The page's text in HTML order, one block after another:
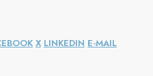
X LINKEDIN E-MAIL